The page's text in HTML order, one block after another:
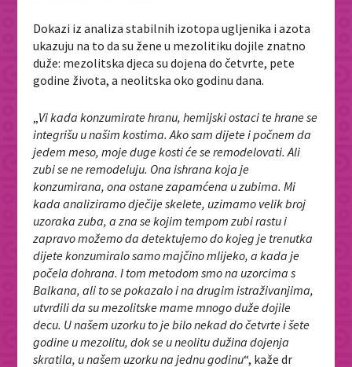
Dokazi iz analiza stabilnih izotopa ugljenika i azota
ukazuju na to da su žene u mezolitiku dojile znatno
duže: mezolitska djeca su dojena do četvrte, pete
godine života, a neolitska oko godinu dana.
„Vi kada konzumirate hranu, hemijski ostaci te hrane se
integrišu u našim kostima. Ako sam dijete i počnem da
jedem meso, moje duge kosti će se remodelovati. Ali
zubi se ne remodeluju. Ona ishrana koja je
konzumirana, ona ostane zapamćena u zubima. Mi
kada analiziramo dječije skelete, uzimamo velik broj
uzoraka zuba, a zna se kojim tempom zubi rastu i
zapravo možemo da detektujemo do kojeg je trenutka
dijete konzumiralo samo majčino mlijeko, a kada je
počela dohrana. I tom metodom smo na uzorcima s
Balkana, ali to se pokazalo i na drugim istraživanjima,
utvrdili da su mezolitske mame mnogo duže dojile
decu. U našem uzorku to je bilo nekad do četvrte i šete
godine u mezolitu, dok se u neolitu dužina dojenja
skratila, u našem uzorku na jednu godinu“, kaže dr